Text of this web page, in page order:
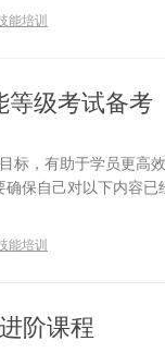
能培训
等级考试备考
标，有助于学员更高
保自己对以下内容已
能培训
阶课程